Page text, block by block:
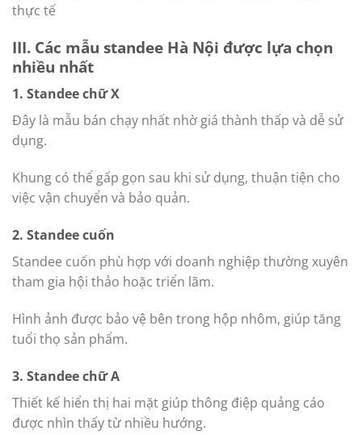
thực tế
III. Các mẫu standee Hà Nội được lựa chọn
nhiều nhất
1. Standee chữ X
Đây là mẫu bán chạy nhất nhờ giá thành thấp và dễ sử
dụng.
Khung có thể gấp gọn sau khi sử dụng, thuận tiện cho
việc vận chuyển và bảo quản.
2. Standee cuốn
Standee cuốn phù hợp với doanh nghiệp thường xuyên
tham gia hội thảo hoặc triển lãm.
Hình ảnh được bảo vệ bên trong hộp nhôm, giúp tăng
tuổi thọ sản phẩm.
3. Standee chữ A
Thiết kế hiển thị hai mặt giúp thông điệp quảng cáo
được nhìn thấy từ nhiều hướng.